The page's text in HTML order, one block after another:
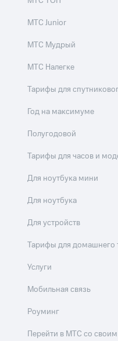
МТС Junior
МТС Мудрый
МТС Налегке
Тарифы для
Год на максимуме
Полугодовой
Тарифы для часов и
Для ноутбука мини
Для ноутбука
Для устройств
Тарифы для домашнего
Услуги
Мобильная связь
Роуминг
Перейти в МТС со